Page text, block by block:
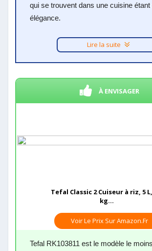
qui se trouvent dans une cuisine
élégance.
Lire la suite
À ENVISAGER
Tefal Classic 2 Cuiseur à riz, 5
kg...
Voir Le Prix Sur Amazon.fr
Tefal RK103811 est le modèle le